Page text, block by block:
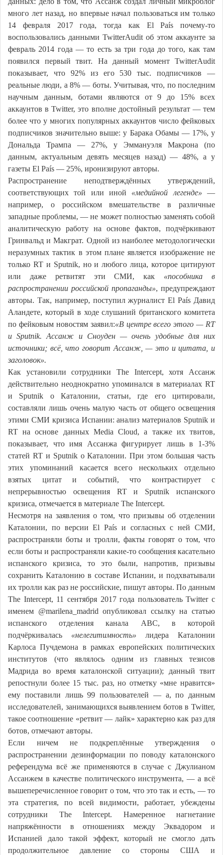
много лет назад, но впервые начал пользоваться им только
14 февраля 2017 года, тогда как El País почему-то
воспользовались данными TwitterAudit об этом аккаунте за
февраль 2014 года — то есть за три года до того, как там
появился первый твит. На данный момент TwitterAudit
показывает, что 92% из его 530 тыс. подписчиков —
реальные люди, а 8% — боты. Учитывая, что, по последним
научным данным, ботами являются от 9 до 15% всех
аккаунтов в Twitter, это вполне достойный результат — тем
более что у многих популярных аккаунтов число фейковых
подписчиков значительно выше: у Барака Обамы — 17%, у
Дональда Трампа — 27%, у Эммануэля Макрона (по
данным, актуальным девять месяцев назад) — 48%, а у
газеты El País — 25%, иронизируют авторы.
Распространение неподтверждённых утверждений,
соответствующих той или иной «медийной легенде»—
например, о российском вмешательстве в различные
западные проблемы, — не может полностью заменять собой
аналитическую работу на основе фактов, подчёркивают
Гринвальд и Макграт. Одной из наиболее методологически
неразумных тактик в этом плане является изображение не
только RT и Sputnik, но и любого лица, которое цитируют
или даже ретвитят эти СМИ, как «пособника в
распространении российской пропаганды», предупреждают
авторы. Так, например, поступил журналист El País Давид
Аландете, который в ходе слушаний британского комитета
по фейковым новостям заявил:«В центре всего этого — RT
и Sputnik. Ассанж и Сноуден — очень удобные для них
источники; всё, что говорит Ассанж, — это и цитата, и
заголовок».
Как установили сотрудники The Intercept, хотя Ассанж
действительно неоднократно упоминался в материалах RT
и Sputnik о Каталонии, статьи, где его цитировали,
составляли лишь очень малую часть от общего освещения
этими СМИ кризиса Испании: анализ материалов Sputnik и
RT на основе данных Media Cloud, а также их твитов,
показывает, что имя Ассанжа фигурирует лишь в 1-3%
статей RT и Sputnik о Каталонии. При этом большая часть
этих упоминаний касается всего нескольких отдельно
взятых цитат и событий, что контрастирует с
непрерывностью освещения RT и Sputnik испанского
кризиса, отмечается в материале The Intercept.
Несмотря на заявления о том, что призывы об отделении
Каталонии, по версии El País и согласных с ней СМИ,
распространяли боты и тролли, факты говорят о том, что
если боты и распространяли какие-то сообщения касательно
испанского кризиса, то это были, напротив, призывы
сохранить Каталонию в составе Испании, и подхватывали
их тролли как раз не российские, пишут авторы. По данным
The Intercept, 11 сентября 2017 года пользователь Twitter с
именем @marilena_madrid опубликовал ссылку на статью
испанского отделения канала ABC, в которой
подчёркивалась «нелегитимность» лидера Каталонии
Карлоса Пучдемона в рамках европейских политических
институтов (что являлось одним из главных тезисов
Мадрида во время каталонской ситуации); данный твит
репостнули более 15 тыс. раз, но отметку «мне нравится»
ему поставили лишь 99 пользователей — а, по данным
исследователей, занимающихся выявлением ботов в Twitter,
такое соотношение «ретвит — лайк» характерно как раз для
ботов, отмечают авторы.
Если ничем не подкреплённые утверждения о
распространении дезинформации по поводу каталонского
референдума всё же применяются в случае с Джулианом
Ассанжем в качестве политического инструмента, — а всё
вышеперечисленное говорит о том, что это так и есть, — то
эта стратегия, по всей видимости, работает, убеждены
сотрудники The Intercept. Намеренное нагнетание
напряжённости в отношениях между Эквадором и
Испанией дало такой эффект, который не смогло дать
продолжительное давление со стороны США и